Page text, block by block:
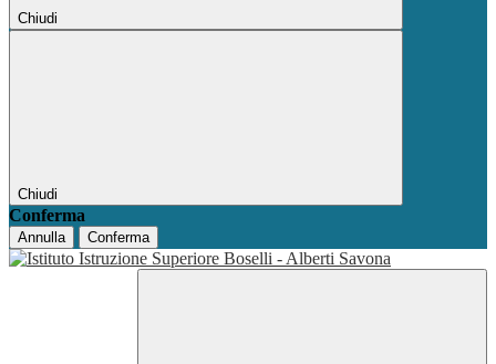
Chiudi
Chiudi
Conferma
Annulla Conferma